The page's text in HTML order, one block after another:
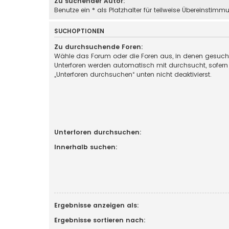
Benutze ein * als Platzhalter für teilweise
SUCHOPTIONEN
Zu durchsuchende Foren:
Wähle das Forum oder die Foren aus, in denen
Unterforen werden automatisch mit durchsucht,
„Unterforen durchsuchen“ unten nicht deaktivierst.
Unterforen durchsuchen:
Innerhalb suchen:
Ergebnisse anzeigen als:
Ergebnisse sortieren nach: